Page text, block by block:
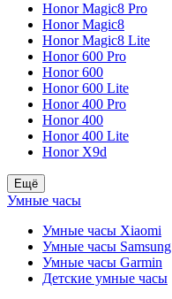
Honor Magic8 Pro
Honor Magic8
Honor Magic8 Lite
Honor 600 Pro
Honor 600
Honor 600 Lite
Honor 400 Pro
Honor 400
Honor 400 Lite
Honor X9d
Ещё
Умные часы
Умные часы Xiaomi
Умные часы Samsung
Умные часы Garmin
Детские умные часы